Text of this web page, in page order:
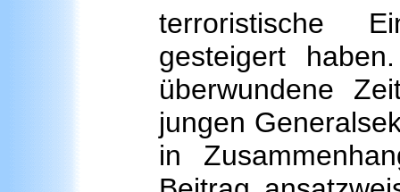
terroristische
gesteigert
überwundene
jungen
in